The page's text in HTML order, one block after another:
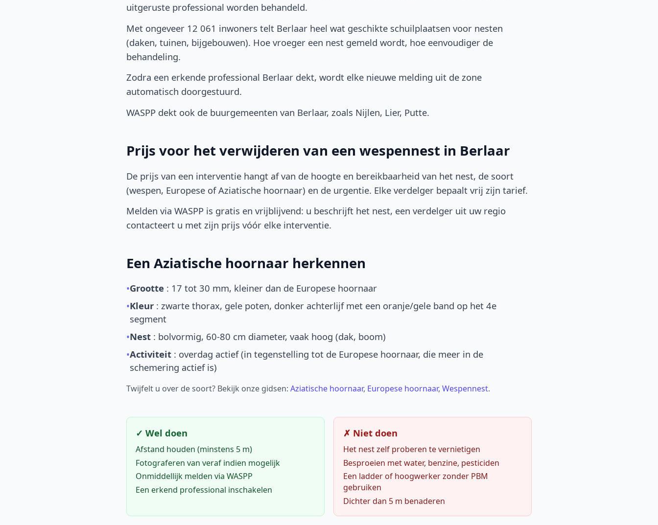
uitgeruste professional worden behandeld.
Met ongeveer 12 061 inwoners telt Berlaar heel wat geschikte schuilplaatsen voor nesten
(daken, tuinen, bijgebouwen). Hoe vroeger een nest gemeld wordt, hoe eenvoudiger de
behandeling.
Zodra een erkende professional Berlaar dekt, wordt elke nieuwe melding uit de zone
automatisch doorgestuurd.
WASPP dekt ook de buurgemeenten van Berlaar, zoals Nijlen, Lier, Putte.
Prijs voor het verwijderen van een wespennest in Berlaar
De prijs van een interventie hangt af van de hoogte en bereikbaarheid van het nest, de soort
(wespen, Europese of Aziatische hoornaar) en de urgentie. Elke verdelger bepaalt vrij zijn tarief.
Melden via WASPP is gratis en vrijblijvend: u beschrijft het nest, een verdelger uit uw regio
contacteert u met zijn prijs vóór elke interventie.
Een Aziatische hoornaar herkennen
•Grootte : 17 tot 30 mm, kleiner dan de Europese hoornaar
•Kleur : zwarte thorax, gele poten, donker achterlijf met een oranje/gele band op het 4e
segment
•Nest : bolvormig, 60-80 cm diameter, vaak hoog (dak, boom)
•Activiteit : overdag actief (in tegenstelling tot de Europese hoornaar, die meer in de
schemering actief is)
Twijfelt u over de soort? Bekijk onze gidsen: Aziatische hoornaar, Europese hoornaar, Wespennest.
✓ Wel doen
Afstand houden (minstens 5 m)
Fotograferen van veraf indien mogelijk
Onmiddellijk melden via WASPP
Een erkend professional inschakelen
✗ Niet doen
Het nest zelf proberen te vernietigen
Besproeien met water, benzine, pesticiden
Een ladder of hoogwerker zonder PBM
gebruiken
Dichter dan 5 m benaderen